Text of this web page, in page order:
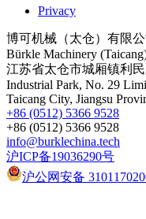
Privacy
博可机械（太仓）有限公
Bürkle Machinery
江苏省太仓市城厢镇利
Industrial Park, No. 29
Taicang City, Jiangsu
+86 (0512) 5366 9528
+86 (0512) 5366 9528
info@burklechina.tech
沪ICP备19036290号
沪公网安备